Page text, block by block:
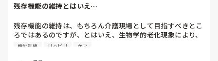
してます。
血液の数値が…って言われたら
じゃあ私、下を履かせるから
上は自分で着て下さい。そしたら
早く終わって横になれるかも
残存機能の維持とはいえ…
残存機能の維持は、もちろん介護現場として目指すべきとこ
ろではあるのですが、とはいえ、生物学的老化現象により、
日々衰えていくのが当たり前という現実がありますよね。
機能訓練 リハビリ ケア